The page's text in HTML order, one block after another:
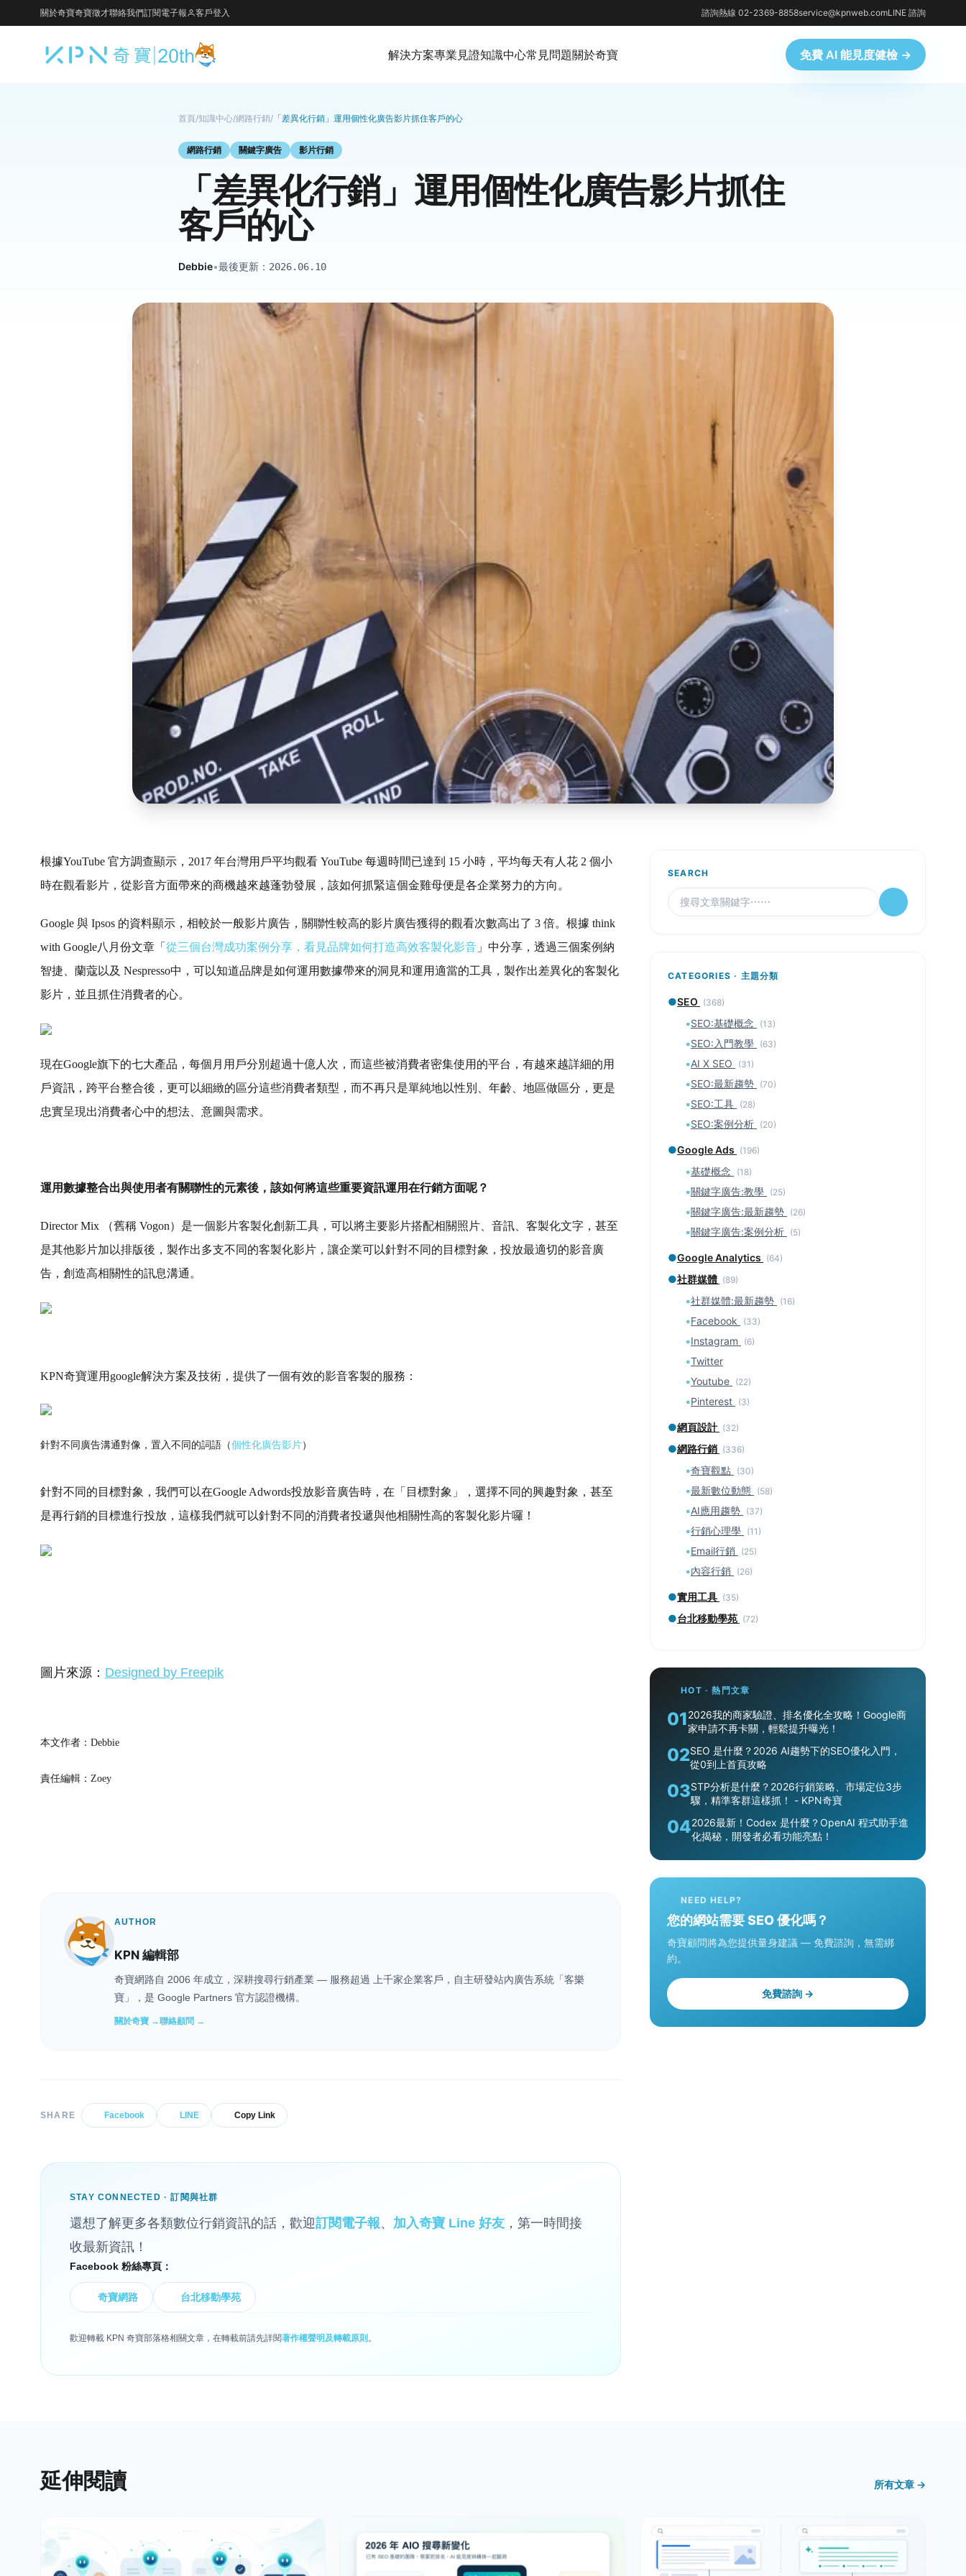
關於奇寶奇寶徵才聯絡我們訂閱電子報 客戶登入 諮詢熱線 02-2369-8858service@kpnweb.comLINE 諮詢
解決方案專業見證知識中心常見問題關於奇寶 免費 AI 能見度健檢 →
首頁/知識中心/網路行銷/ 「差異化行銷」運用個性化廣告影片抓住客戶的心
網路行銷 關鍵字廣告 影片行銷
「差異化行銷」運用個性化廣告影片抓住
客戶的心
Debbie•最後更新： 2026.06.10
根據YouTube 官方調查顯示，2017 年台灣用戶平均觀看 YouTube 每週時間已達到 15 小時，平均每天有人花 2 個小
時在觀看影片，從影音方面帶來的商機越來越蓬勃發展，該如何抓緊這個金雞母便是各企業努力的方向。
Google 與 Ipsos 的資料顯示，相較於一般影片廣告，關聯性較高的影片廣告獲得的觀看次數高出了 3 倍。根據 think
with Google八月份文章「 從三個台灣成功案例分享，看見品牌如何打造高效客製化影音 」中分享，透過三個案例納
智捷、蘭蔻以及 Nespresso中，可以知道品牌是如何運用數據帶來的洞見和運用適當的工具，製作出差異化的客製化
影片，並且抓住消費者的心。
現在Google旗下的七大產品，每個月用戶分別超過十億人次，而這些被消費者密集使用的平台，有越來越詳細的用
戶資訊，跨平台整合後，更可以細緻的區分這些消費者類型，而不再只是單純地以性別、年齡、地區做區分，更是
忠實呈現出消費者心中的想法、意圖與需求。
運用數據整合出與使用者有關聯性的元素後，該如何將這些重要資訊運用在行銷方面呢？
Director Mix （舊稱 Vogon）是一個影片客製化創新工具，可以將主要影片搭配相關照片、音訊、客製化文字，甚至
是其他影片加以排版後，製作出多支不同的客製化影片，讓企業可以針對不同的目標對象，投放最適切的影音廣
告，創造高相關性的訊息溝通。
KPN奇寶運用google解決方案及技術，提供了一個有效的影音客製的服務：
針對不同廣告溝通對像，置入不同的詞語（個性化廣告影片）
針對不同的目標對象，我們可以在Google Adwords投放影音廣告時，在「目標對象」，選擇不同的興趣對象，甚至
是再行銷的目標進行投放，這樣我們就可以針對不同的消費者投遞與他相關性高的客製化影片囉！
圖片來源： Designed by Freepik
本文作者：Debbie
責任編輯：Zoey
AUTHOR
KPN 編輯部
奇寶網路自 2006 年成立，深耕搜尋行銷產業 — 服務超過 上千家企業客戶，自主研發站內廣告系統「客樂
寶」，是 Google Partners 官方認證機構。
關於奇寶 →聯絡顧問 →
SHARE Facebook LINE Copy Link
STAY CONNECTED · 訂閱與社群
還想了解更多各類數位行銷資訊的話，歡迎訂閱電子報、 加入奇寶 Line 好友 ，第一時間接
收最新資訊！
Facebook 粉絲專頁：
奇寶網路 台北移動學苑
歡迎轉載 KPN 奇寶部落格相關文章，在轉載前請先詳閱著作權聲明及轉載原則 。
SEARCH
CATEGORIES · 主題分類
●SEO (368)
▪SEO:基礎概念 (13)
▪SEO:入門教學 (63)
▪AI X SEO (31)
▪SEO:最新趨勢 (70)
▪SEO:工具 (28)
▪SEO:案例分析 (20)
●Google Ads (196)
▪基礎概念 (18)
▪關鍵字廣告:教學 (25)
▪關鍵字廣告:最新趨勢 (26)
▪關鍵字廣告:案例分析 (5)
●Google Analytics (64)
●社群媒體 (89)
▪社群媒體:最新趨勢 (16)
▪Facebook (33)
▪Instagram (6)
▪Twitter
▪Youtube (22)
▪Pinterest (3)
●網頁設計 (32)
●網路行銷 (336)
▪奇寶觀點 (30)
▪最新數位動態 (58)
▪AI應用趨勢 (37)
▪行銷心理學 (11)
▪Email行銷 (25)
▪內容行銷 (26)
●實用工具 (35)
●台北移動學苑 (72)
HOT · 熱門文章
012026我的商家驗證、排名優化全攻略！Google商
家申請不再卡關，輕鬆提升曝光！
02SEO 是什麼？2026 AI趨勢下的SEO優化入門，
從0到上首頁攻略
03STP分析是什麼？2026行銷策略、市場定位3步
驟，精準客群這樣抓！ - KPN奇寶
042026最新！Codex 是什麼？OpenAI 程式助手進
化揭秘，開發者必看功能亮點！
NEED HELP?
您的網站需要 SEO 優化嗎？
奇寶顧問將為您提供量身建議 — 免費諮詢，無需綁
約。
免費諮詢 →
延伸閱讀 所有文章 →